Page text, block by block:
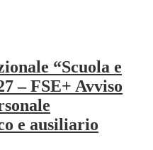
“Scuola e
– FSE+ Avviso
e ausiliario